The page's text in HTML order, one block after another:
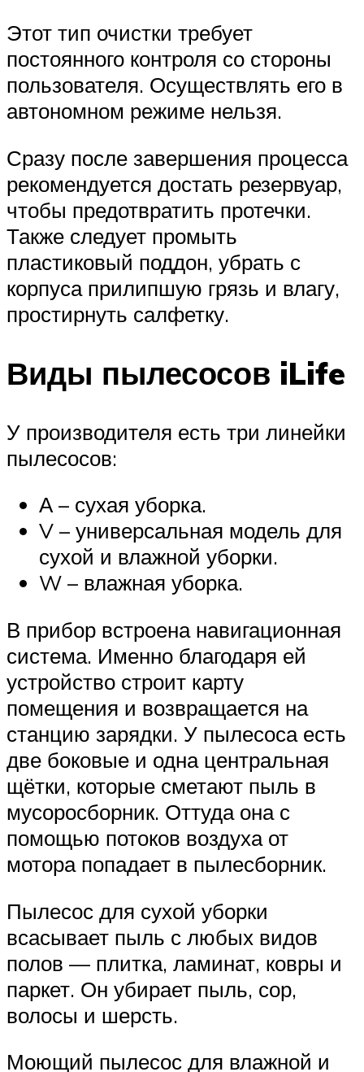
Этот тип очистки требует
постоянного контроля со стороны
пользователя. Осуществлять его в
автономном режиме нельзя.
Сразу после завершения процесса
рекомендуется достать резервуар,
чтобы предотвратить протечки.
Также следует промыть
пластиковый поддон, убрать с
корпуса прилипшую грязь и влагу,
простирнуть салфетку.
Виды пылесосов iLife
У производителя есть три линейки
пылесосов:
А – сухая уборка.
V – универсальная модель для
сухой и влажной уборки.
W – влажная уборка.
В прибор встроена навигационная
система. Именно благодаря ей
устройство строит карту
помещения и возвращается на
станцию зарядки. У пылесоса есть
две боковые и одна центральная
щётки, которые сметают пыль в
мусоросборник. Оттуда она с
помощью потоков воздуха от
мотора попадает в пылесборник.
Пылесос для сухой уборки
всасывает пыль с любых видов
полов — плитка, ламинат, ковры и
паркет. Он убирает пыль, сор,
волосы и шерсть.
Моющий пылесос для влажной и